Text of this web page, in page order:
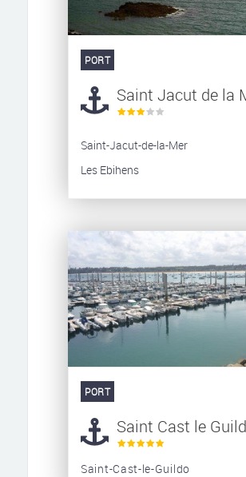
PORT
Saint Jacut de la
Saint-Jacut-de-la-Mer
Les Ebihens
PORT
Saint Cast le
Saint-Cast-le-Guildo